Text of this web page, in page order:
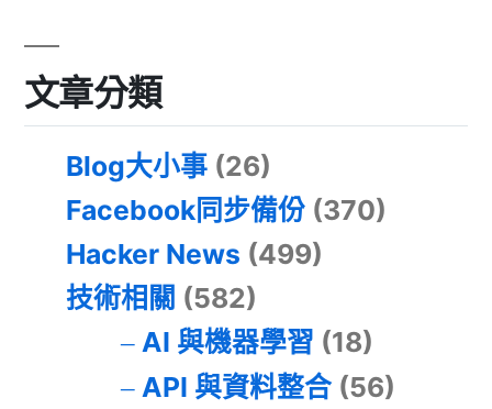
文章分類
Blog大小事 (26)
Facebook同步備份 (370)
Hacker News (499)
技術相關 (582)
AI 與機器學習 (18)
API 與資料整合(56)